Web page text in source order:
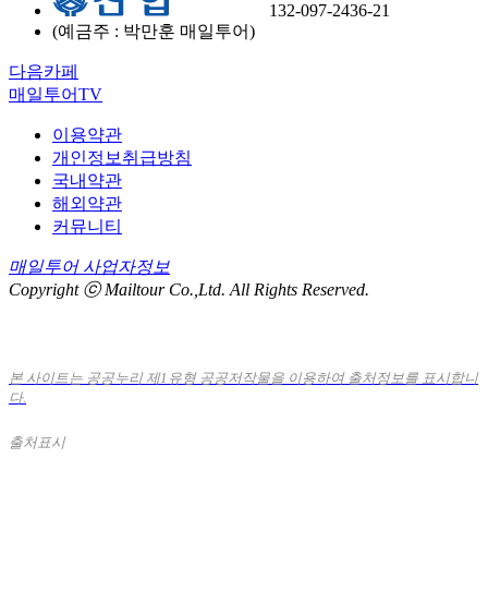
132-097-2436-21
(예금주 : 박만훈 매일투어)
다음카페
매일투어TV
이용약관
개인정보취급방침
국내약관
해외약관
커뮤니티
매일투어 사업자정보
Copyright ⓒ Mailtour Co.,Ltd. All Rights Reserved.
본 사이트는 공공누리 제1유형 공공저작물을 이용하여 출처정보를 표시합니
다.
출처표시